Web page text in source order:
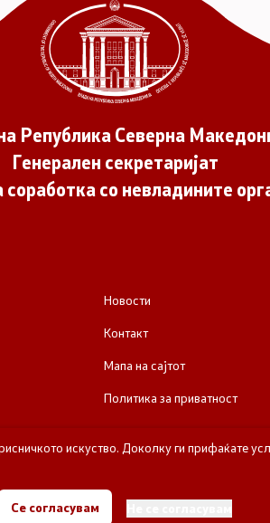
Република Северна
Генерален секретаријат
со невладините
Новости
Контакт
Мапа на сајтот
Политика за приватност
невладините организации - Влада на
искуство. Доколку ги прифаќате
Се согласувам